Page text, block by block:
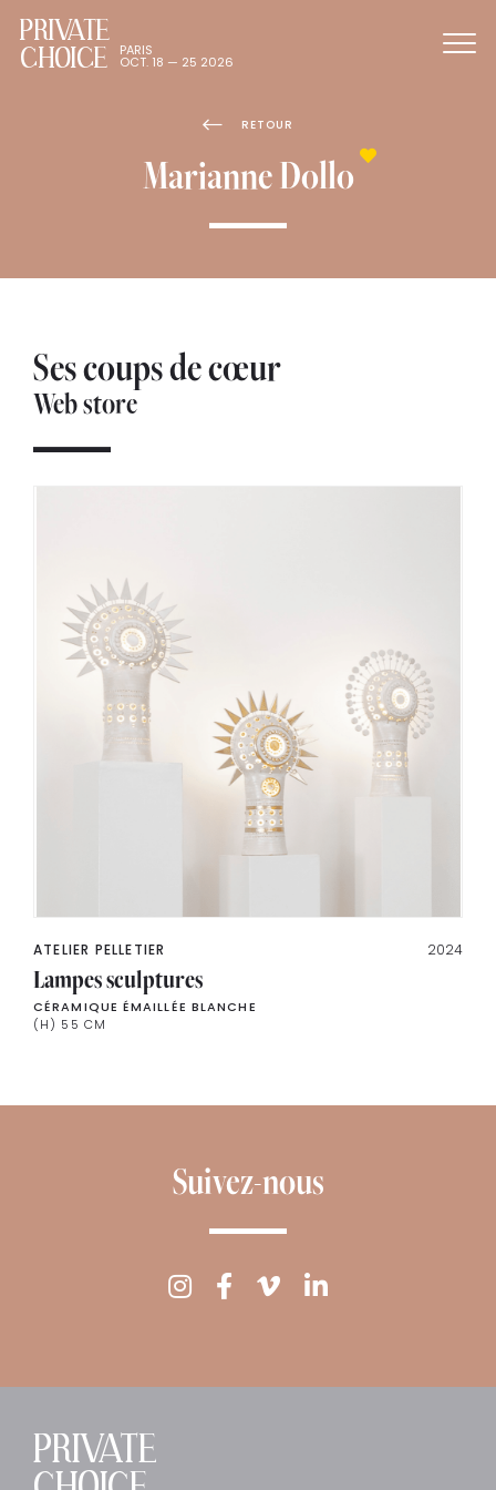
PRIVATE
CHOICE
PARIS
OCT. 18 — 25 2026
RETOUR
Marianne Dollo
Ses coups de cœur
Web store
2024
ATELIER PELLETIER
Lampes sculptures
CÉRAMIQUE ÉMAILLÉE BLANCHE
(H) 55 CM
Suivez-nous
PRIVATE